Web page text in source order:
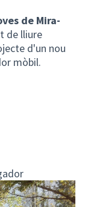
de Mira-
de lliure
d'un nou
mòbil.